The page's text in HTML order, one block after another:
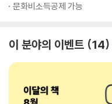
문화비소득공제 가능
이 분야의 이벤트 14